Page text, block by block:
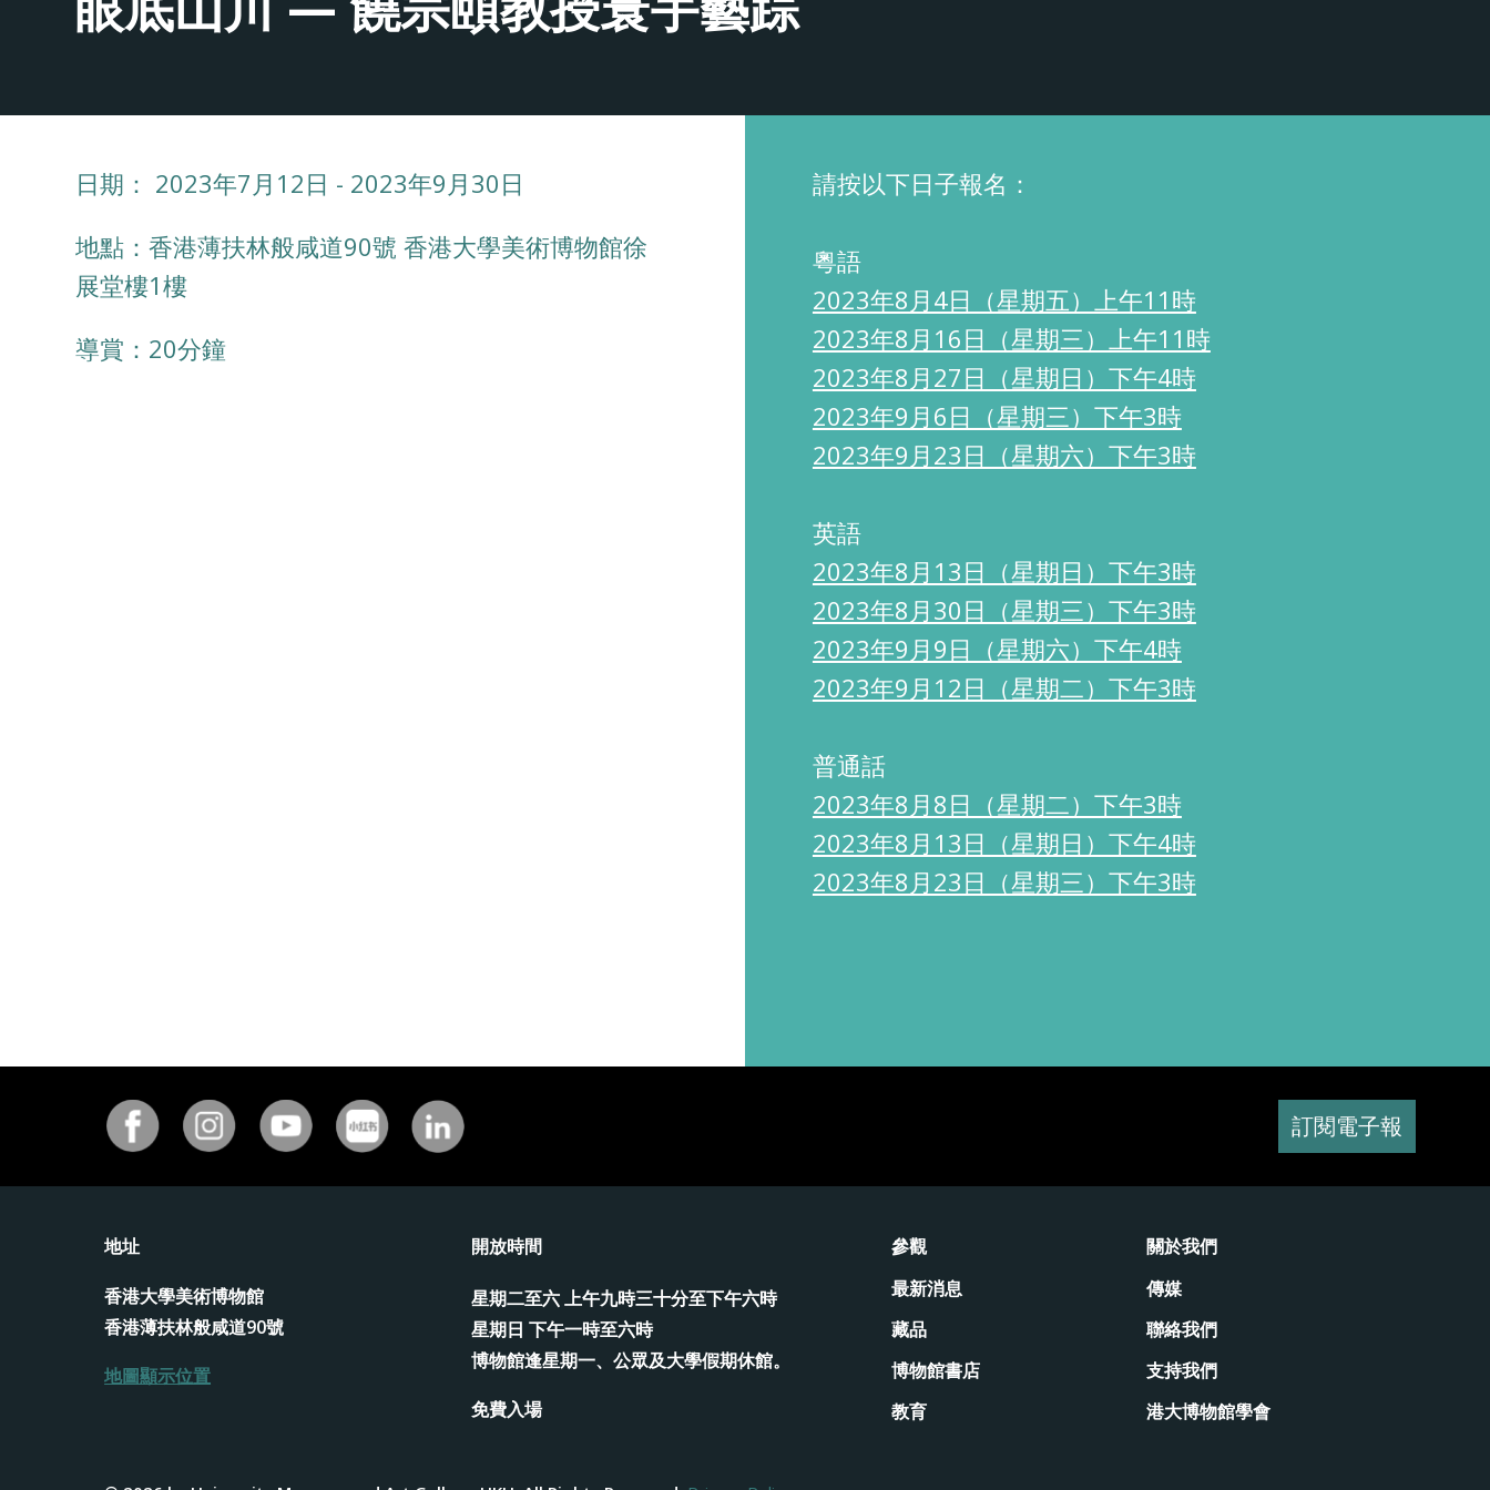
日期： 2023年7月12日 - 2023年9月30日
地點​：香港薄扶林般咸道90號 香港大學美術博物館徐
展堂樓1樓
導賞：20分鐘
請按以下日子報名：
粵語
2023年8月4日（星期五）上午11時
2023年8月16日（星期三）上午11時
2023年8月27日（星期日）下午4時
2023年9月6日（星期三）下午3時
2023年9月23日（星期六）下午3時
英語
2023年8月13日（星期日）下午3時
2023年8月30日（星期三）下午3時
2023年9月9日（星期六）下午4時
2023年9月12日（星期二）下午3時
普通話
2023年8月8日（星期二）下午3時
2023年8月13日（星期日）下午4時
2023年8月23日（星期三）下午3時
訂閱電子報
地址
香港大學美術博物館
香港薄扶林般咸道90號
地圖顯示位置
開放時間
星期二至六 上午九時三十分至下午六時
星期日 下午一時至六時
博物館逢星期一、公眾及大學假期休館。
免費入場
參觀
關於我們
最新消息
傳媒
藏品
聯絡我們
博物館書店
支持我們
教育
港大博物館學會